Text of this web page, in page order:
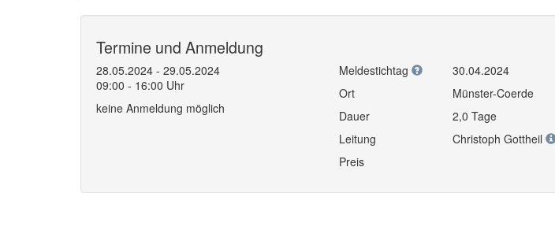
Termine und Anmeldung
28.05.2024 - 29.05.2024
09:00 - 16:00 Uhr
keine Anmeldung möglich
Meldestichtag
30.04.2024
Ort
Münster-Coerde
Dauer
2,0 Tage
Leitung
Christoph Gottheil
Preis